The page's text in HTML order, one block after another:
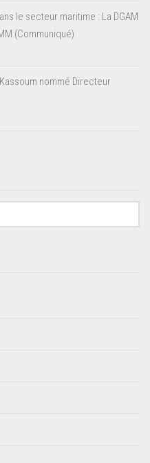
le secteur maritime : La DGAM
(Communiqué)
nommé Directeur